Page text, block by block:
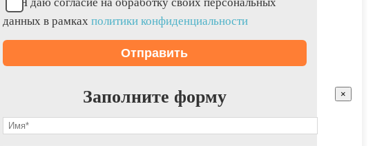
данных в рамках политики конфиденциальности
×
Заполните форму